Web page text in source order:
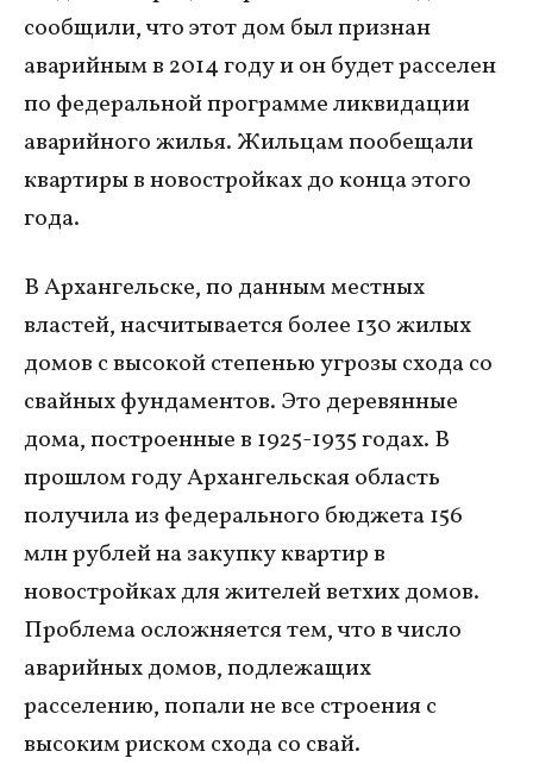
сообщили, что этот дом был признан
аварийным в 2014 году и он будет расселен
по федеральной программе ликвидации
аварийного жилья. Жильцам пообещали
квартиры в новостройках до конца этого
года.
В Архангельске, по данным местных
властей, насчитывается более 130 жилых
домов с высокой степенью угрозы схода со
свайных фундаментов. Это деревянные
дома, построенные в 1925-1935 годах. В
прошлом году Архангельская область
получила из федерального бюджета 156
млн рублей на закупку квартир в
новостройках для жителей ветхих домов.
Проблема осложняется тем, что в число
аварийных домов, подлежащих
расселению, попали не все строения с
высоким риском схода со свай.